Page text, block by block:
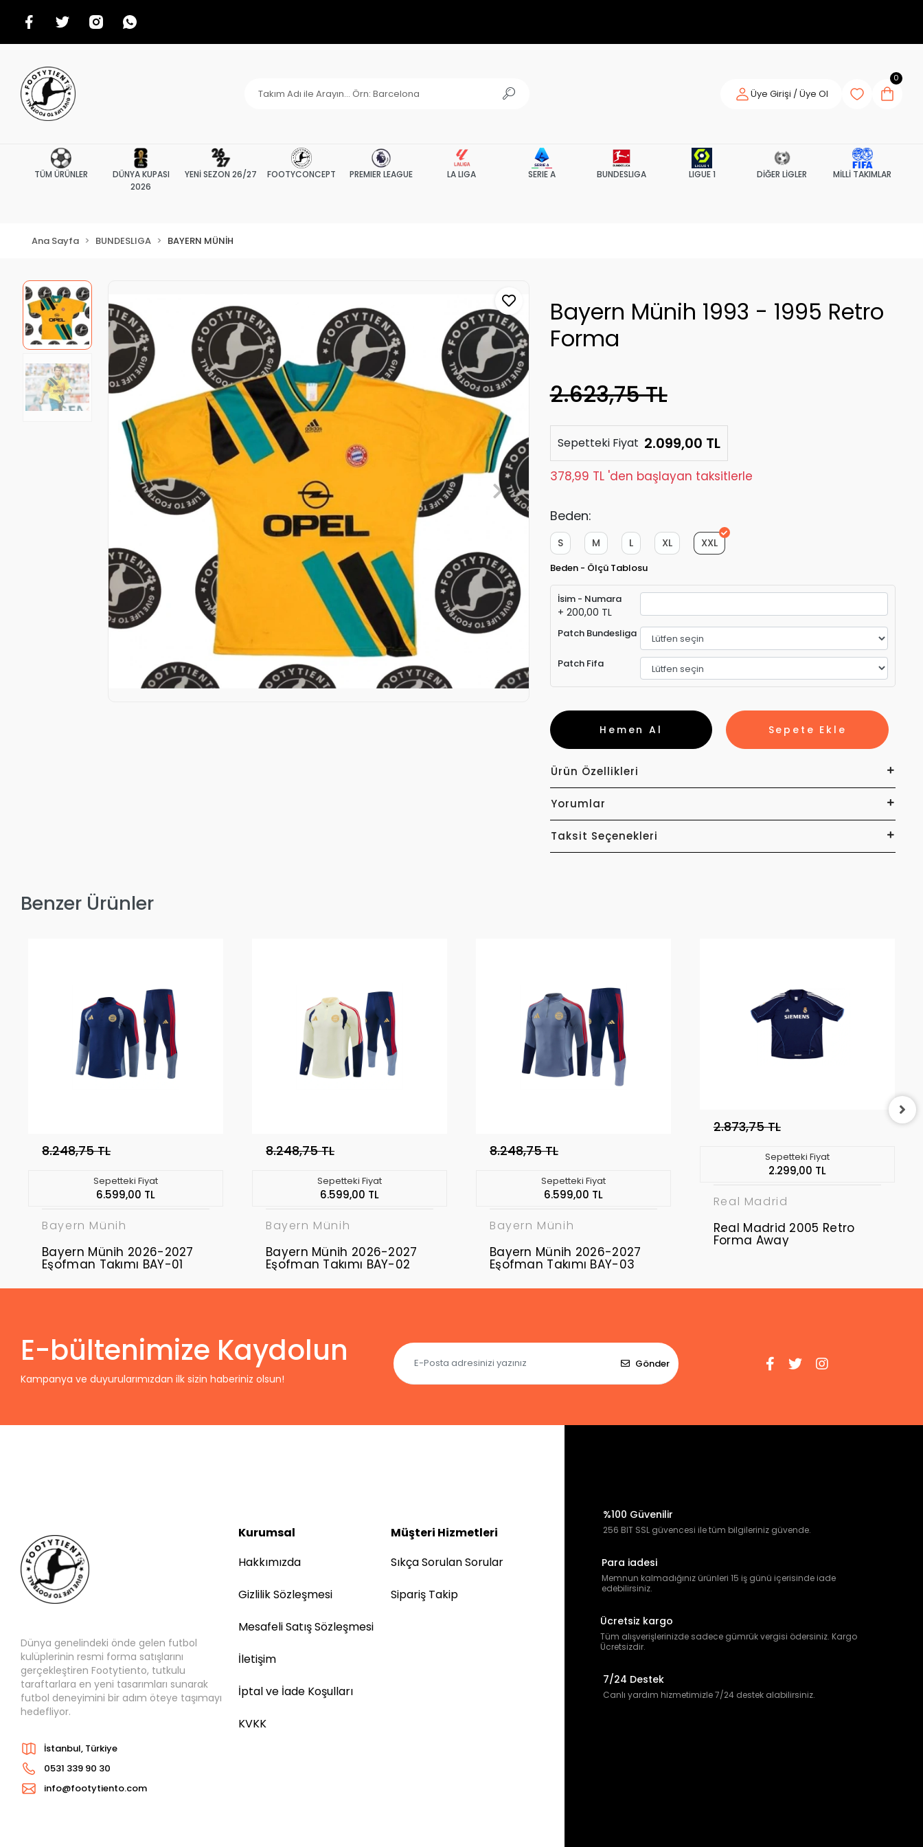
Üye Girişi / Üye Ol
0
TÜM ÜRÜNLER
DÜNYA KUPASI
2026
YENİ SEZON 26/27 FOOTYCONCEPT PREMIER LEAGUE LA LIGA SERIE A BUNDESLIGA LIGUE 1 DİĞER LİGLER MİLLİ TAKIMLAR
Ana Sayfa BUNDESLIGA BAYERN MÜNİH
Bayern Münih 1993 - 1995 Retro
Forma
2.623,75 TL
Sepetteki Fiyat 2.099,00 TL
378,99 TL 'den başlayan taksitlerle
Beden:
XXL
XL
L
M
S
Beden - Ölçü Tablosu
İsim - Numara
+ 200,00 TL
Patch Bundesliga
Patch Fifa
Sepete Ekle
Hemen Al
Ürün Özellikleri
Yorumlar
Taksit Seçenekleri
Benzer Ürünler
8.248,75 TL
Sepetteki Fiyat
6.599,00 TL
Bayern Münih
Bayern Münih 2026-2027
Eşofman Takımı BAY-01
8.248,75 TL
Sepetteki Fiyat
6.599,00 TL
Bayern Münih
Bayern Münih 2026-2027
Eşofman Takımı BAY-02
8.248,75 TL
Sepetteki Fiyat
6.599,00 TL
Bayern Münih
Bayern Münih 2026-2027
Eşofman Takımı BAY-03
2.873,75 TL
Sepetteki Fiyat
2.299,00 TL
Real Madrid
Real Madrid 2005 Retro
Forma Away
E-bültenimize Kaydolun
Kampanya ve duyurularımızdan ilk sizin haberiniz olsun!
Gönder
Dünya genelindeki önde gelen futbol
kulüplerinin resmi forma satışlarını
gerçekleştiren Footytiento, tutkulu
taraftarlara en yeni tasarımları sunarak
futbol deneyimini bir adım öteye taşımayı
hedefliyor.
İstanbul, Türkiye
0531 339 90 30
info@footytiento.com
Kurumsal
Hakkımızda
Gizlilik Sözleşmesi
Mesafeli Satış Sözleşmesi
İletişim
İptal ve İade Koşulları
KVKK
Müşteri Hizmetleri
Sıkça Sorulan Sorular
Sipariş Takip
%100 Güvenilir
256 BIT SSL güvencesi ile tüm bilgileriniz güvende.
Para iadesi
Memnun kalmadığınız ürünleri 15 iş günü içerisinde iade
edebilirsiniz.
Ücretsiz kargo
Tüm alışverişlerinizde sadece gümrük vergisi ödersiniz. Kargo
Ücretsizdir.
7/24 Destek
Canlı yardım hizmetimizle 7/24 destek alabilirsiniz.